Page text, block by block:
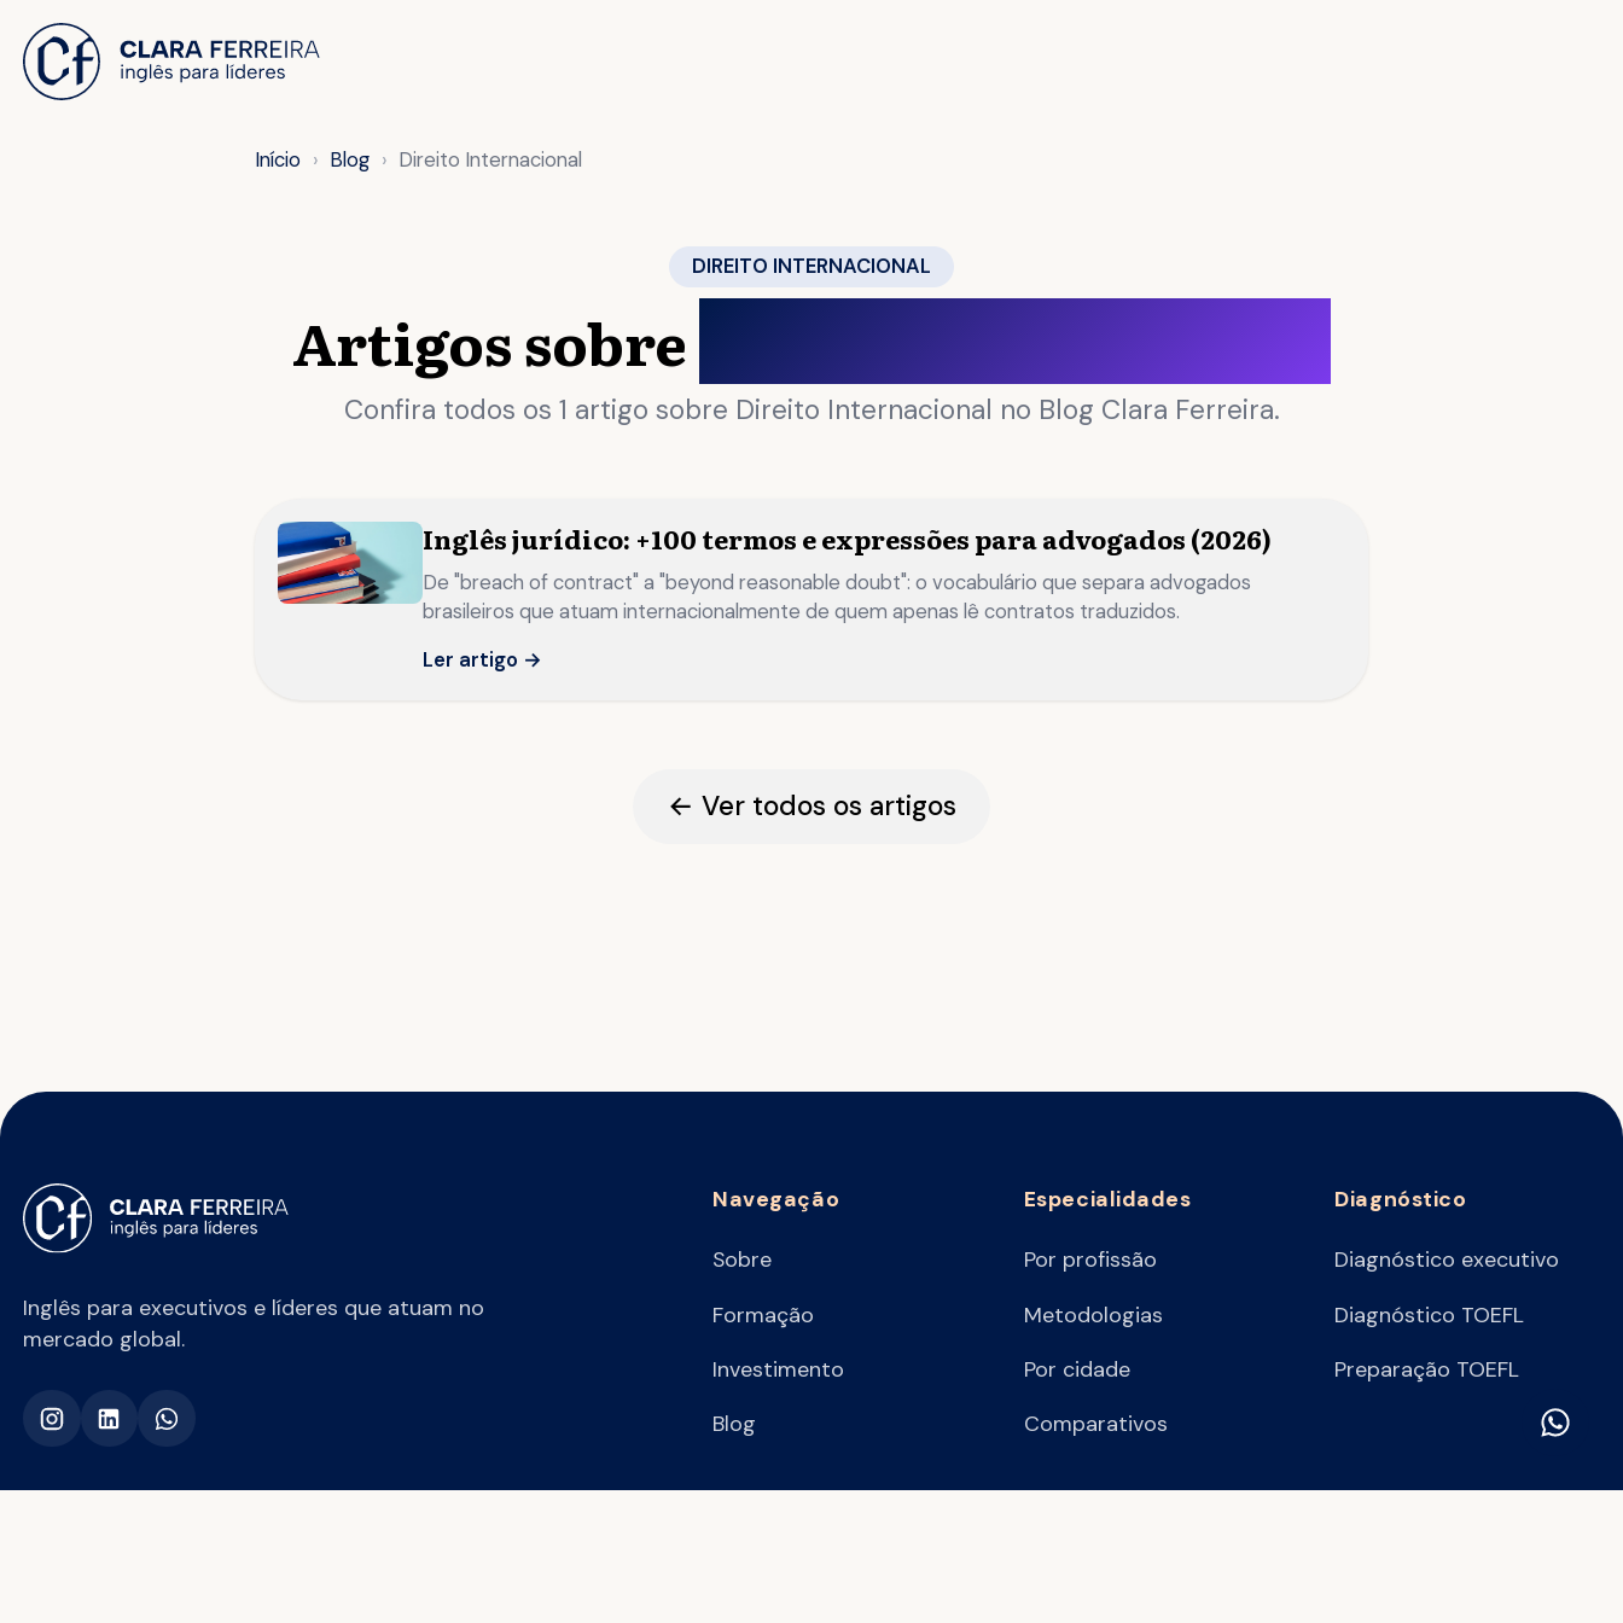
Início Blog Direito Internacional
DIREITO INTERNACIONAL
Artigos sobre
Confira todos os 1 artigo sobre Direito Internacional no Blog Clara Ferreira.
Inglês jurídico: +100 termos e expressões para advogados (2026)
De "breach of contract" a "beyond reasonable doubt": o vocabulário que separa advogados
brasileiros que atuam internacionalmente de quem apenas lê contratos traduzidos.
Ler artigo →
← Ver todos os artigos
Inglês para executivos e líderes que atuam no
mercado global.
Navegação
Sobre
Formação
Investimento
Blog
Especialidades
Por profissão
Metodologias
Por cidade
Comparativos
Diagnóstico
Diagnóstico executivo
Diagnóstico TOEFL
Preparação TOEFL